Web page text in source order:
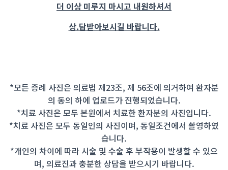
더 이상 미루지 마시고 내원하셔서
상.담받아보시길 바랍니다.
*모든 증례 사진은 의료법 제23조, 제 56조에 의거하여 환자분
의 동의 하에 업로드가 진행되었습니다.
*치료 사진은 모두 본원에서 치료한 환자분의 사진입니다.
*치료 사진은 모두 동일인의 사진이며, 동일조건에서 촬영하였
습니다.
*개인의 차이에 따라 시술 및 수술 후 부작용이 발생할 수 있으
며, 의료진과 충분한 상담을 받으시기 바랍니다.